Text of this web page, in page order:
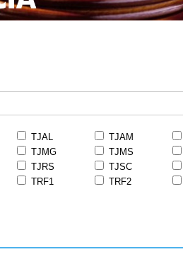
TJAL TJAM
TJMG TJMS
TJRS TJSC
TRF1 TRF2